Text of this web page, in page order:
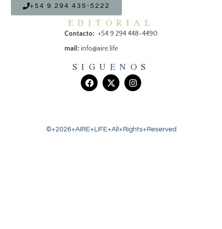
+54 9 294 435-5222
EDITORIAL
Contacto: +54 9 294 448-4490
mail: info@aire.life
SIGUENOS
©+2026+AIRE+LIFE+All+Rights+Reserved